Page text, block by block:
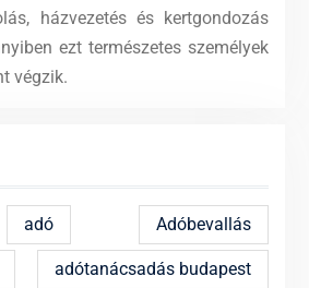
házvezetés és kertgondozás
ezt természetes személyek
végzik.
adó Adóbevallás
adótanácsadás budapest